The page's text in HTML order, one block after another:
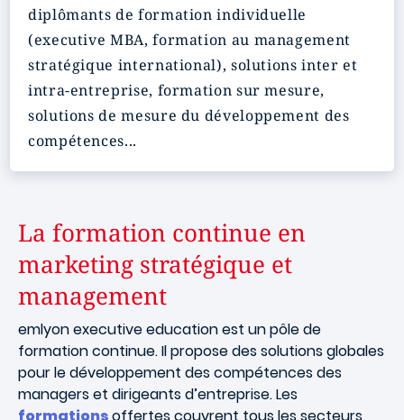
diplômants de formation individuelle
(executive MBA, formation au management
stratégique international), solutions inter et
intra-entreprise, formation sur mesure,
solutions de mesure du développement des
compétences...
La formation continue en
marketing stratégique et
management
emlyon executive education est un pôle de
formation continue. Il propose des solutions globales
pour le développement des compétences des
managers et dirigeants d’entreprise. Les